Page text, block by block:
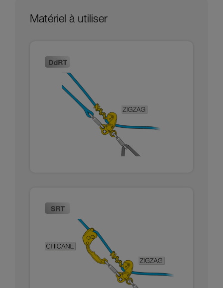
Matériel à utiliser